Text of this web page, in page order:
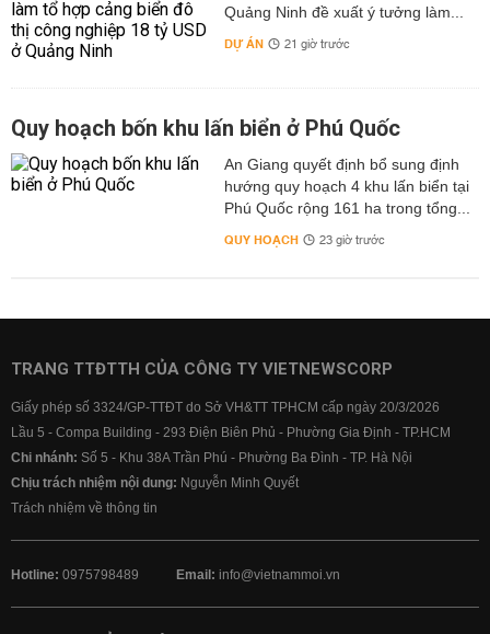
Quảng Ninh đề xuất ý tưởng làm...
DỰ ÁN 21 giờ trước
Quy hoạch bốn khu lấn biển ở Phú Quốc
An Giang quyết định bổ sung định
hướng quy hoạch 4 khu lấn biển tại
Phú Quốc rộng 161 ha trong tổng...
QUY HOẠCH 23 giờ trước
TRANG TTĐTTH CỦA CÔNG TY VIETNEWSCORP
Giấy phép số 3324/GP-TTĐT do Sở VH&TT TPHCM cấp ngày 20/3/2026
Lầu 5 - Compa Building - 293 Điện Biên Phủ - Phường Gia Định - TP.HCM
Chi nhánh: Số 5 - Khu 38A Trần Phú - Phường Ba Đình - TP. Hà Nội
Chịu trách nhiệm nội dung: Nguyễn Minh Quyết
Trách nhiệm về thông tin
Hotline: 0975798489 Email: info@vietnammoi.vn